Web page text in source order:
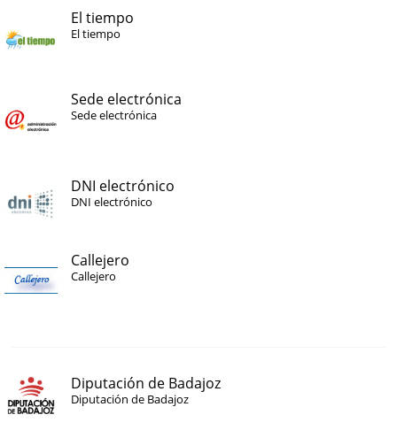
El tiempo
El tiempo
Sede electrónica
Sede electrónica
DNI electrónico
DNI electrónico
Callejero
Callejero
Diputación de Badajoz
Diputación de Badajoz